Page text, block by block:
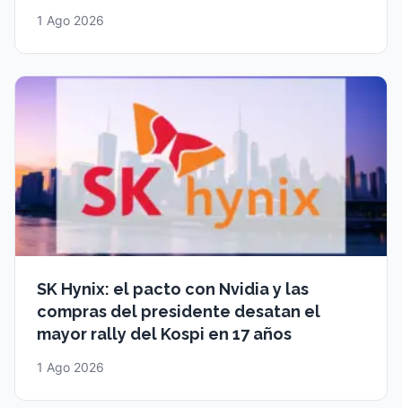
1 Ago 2026
SK Hynix: el pacto con Nvidia y las
compras del presidente desatan el
mayor rally del Kospi en 17 años
1 Ago 2026